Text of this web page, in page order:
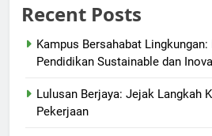
Recent Posts
Kampus Bersahabat
Pendidikan Sustainable dan
Lulusan Berjaya: Jejak Langkah
Pekerjaan